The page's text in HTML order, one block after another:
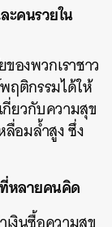
ะคนรวยใน
องพวกเราชาว
ฤติกรรมได้ให้
กี่ยวกับความสุข
อมล้ำสูง ซึ่ง
หลายคนคิด